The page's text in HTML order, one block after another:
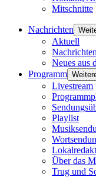
Mitschnitte
Nachrichten
Aktuell
Neues aus
Programm
Livestream
Playlist
Über das
Trug und